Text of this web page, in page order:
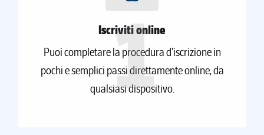
Iscriviti online
Puoi completare la procedura d'iscrizione in
pochi e semplici passi direttamente online, da
qualsiasi dispositivo.
1